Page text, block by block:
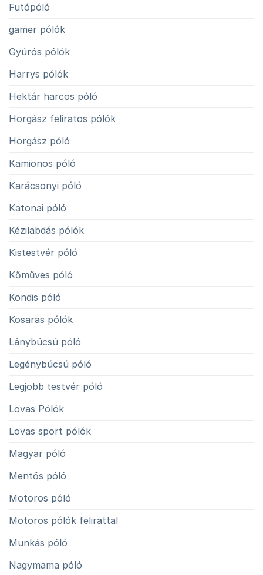
Futópóló
gamer pólók
Gyúrós pólók
Harrys pólók
Hektár harcos póló
Horgász feliratos pólók
Horgász póló
Kamionos póló
Karácsonyi póló
Katonai póló
Kézilabdás pólók
Kistestvér póló
Kőműves póló
Kondis póló
Kosaras pólók
Lánybúcsú póló
Legénybúcsú póló
Legjobb testvér póló
Lovas Pólók
Lovas sport pólók
Magyar póló
Mentős póló
Motoros póló
Motoros pólók felirattal
Munkás póló
Nagymama póló